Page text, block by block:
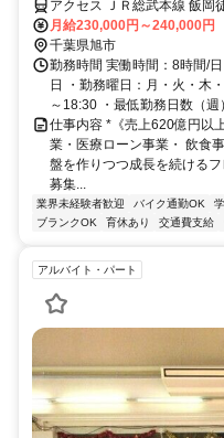
アクセス ＪＲ総武本線 飯岡
月給230,000円～240,000円
千葉県旭市
勤務時間 実働時間：8時間/
日 ・勤務曜日：月・火・木
～18:30 ・最低勤務日数（週
仕事内容 *《売上620億円以
業・医療ローン事業・ 飲食
盤を作りつつ成長を続ける
募集...
業界未経験者歓迎 バイク通勤OK
ブランクOK
育休あり 交通費支給
アルバイト・パート